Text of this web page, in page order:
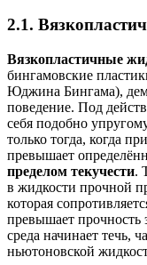
2.1.
Вязкопластичные
бингамовские
Юджина Бингама),
поведение. Под
себя подобно
только тогда, когда
превышает
пределом текучести.
в жидкости прочной
которая
превышает прочность
среда начинает течь,
ньютоновской